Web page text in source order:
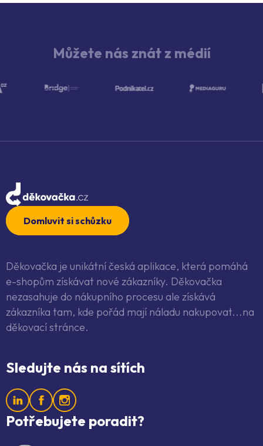
Můžete nás znát z médií
Domluvit si schůzku
Děkovačka je unikátní česká aplikace, která pomáhá
e-shopům získávat nové zákazníky. Děkovačka
nezasahuje do nákupního procesu ale získává
zákazníka tam, kde pořád mají náladu nakupovat...na
děkovací stránce.
Sledujte nás na sítích
Potřebujete poradit?